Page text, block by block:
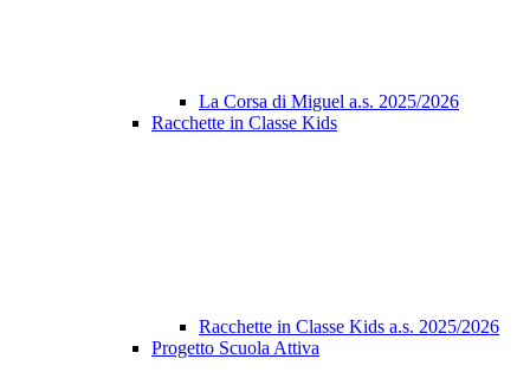
La Corsa di Miguel a.s. 2025/2026
Racchette in Classe Kids
Racchette in Classe Kids a.s. 2025/2026
Progetto Scuola Attiva